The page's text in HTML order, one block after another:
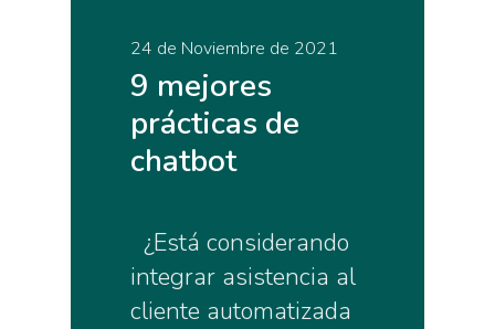
24 de Noviembre de 2021
9 mejores
prácticas de
chatbot
¿Está considerando
integrar asistencia al
cliente automatizada